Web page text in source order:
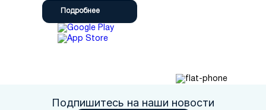
Подробнее
Подпишитесь на наши новости